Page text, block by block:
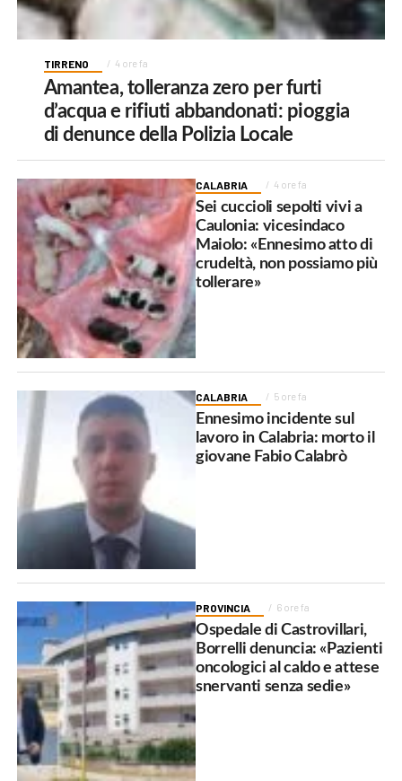
TIRRENO 4 ore fa
Amantea, tolleranza zero per furti
d’acqua e rifiuti abbandonati: pioggia
di denunce della Polizia Locale
CALABRIA 4 ore fa
Sei cuccioli sepolti vivi a
Caulonia: vicesindaco
Maiolo: «Ennesimo atto di
crudeltà, non possiamo più
tollerare»
CALABRIA 5 ore fa
Ennesimo incidente sul
lavoro in Calabria: morto il
giovane Fabio Calabrò
PROVINCIA 6 ore fa
Ospedale di Castrovillari,
Borrelli denuncia: «Pazienti
oncologici al caldo e attese
snervanti senza sedie»